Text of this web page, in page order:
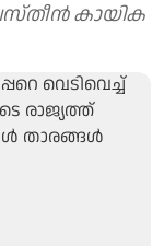
കായിക